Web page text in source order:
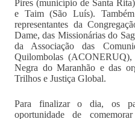
Pires (município de Santa
e Taim (São Luís).
representantes da
Dame, das Missionárias do
da Associação das
Quilombolas
Negra do Maranhão e das
Trilhos e Justiça Global.
Para finalizar o dia, os
oportunidade de